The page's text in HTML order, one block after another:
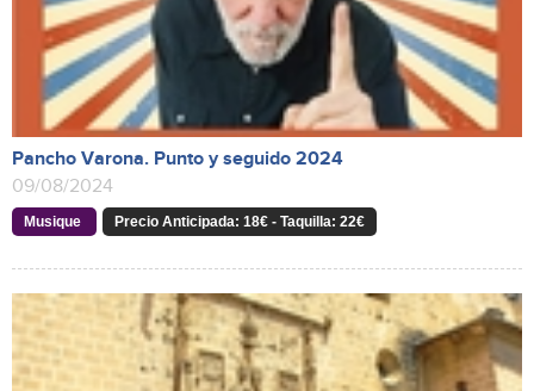
Pancho Varona. Punto y seguido 2024
09/08/2024
Musique Precio Anticipada: 18€ - Taquilla: 22€